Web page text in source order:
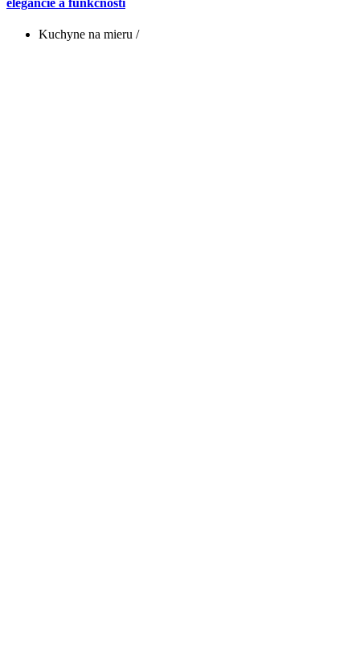
elegancie a funkčnosti
Kuchyne na mieru /